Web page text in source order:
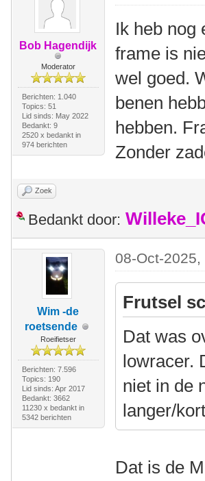
Bob Hagendijk
Moderator
Berichten: 1.040
Topics: 51
Lid sinds: May 2022
Bedankt: 9
2520 x bedankt in
974 berichten
Ik heb nog
frame is
wel goed.
benen
hebben.
Zonder
Zoek
Bedankt door:
Wim -de
roetsende
Roeifietser
Berichten: 7.596
Topics: 190
Lid sinds: Apr 2017
Bedankt: 3662
11230 x bedankt in
5342 berichten
08-Oct-2025,
Frutsel
Dat was
lowracer.
niet in de
langer/
Dat is de